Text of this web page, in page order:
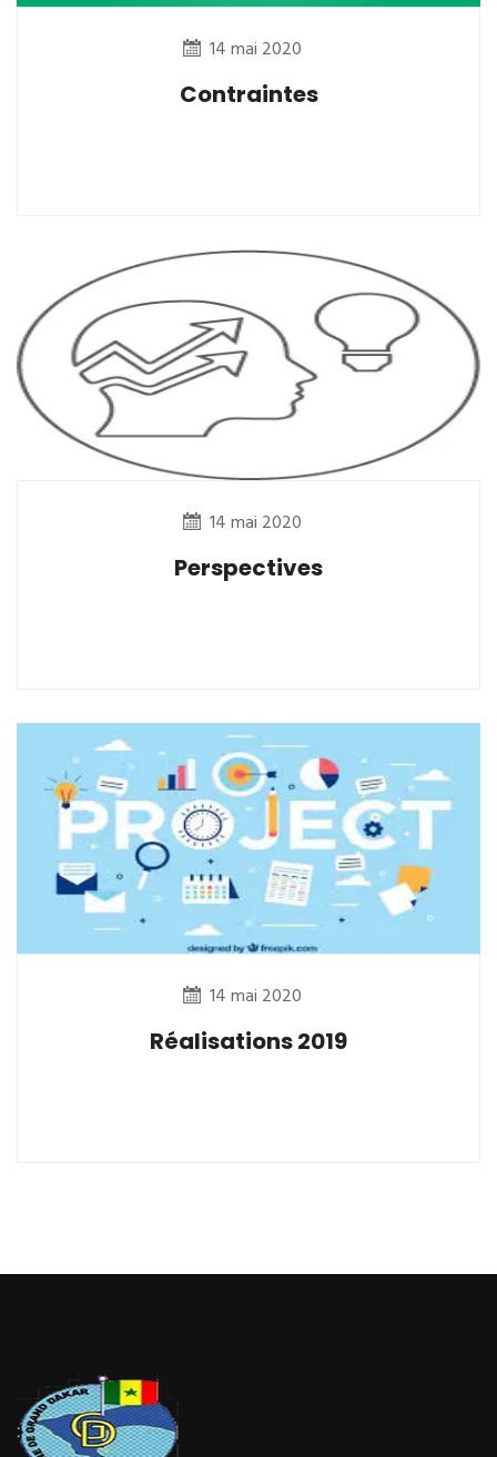
14 mai 2020
Contraintes
14 mai 2020
Perspectives
14 mai 2020
Réalisations 2019